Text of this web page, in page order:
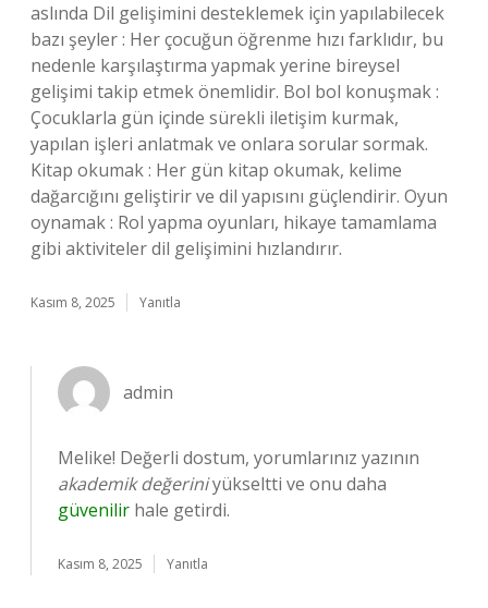
aslında Dil gelişimini desteklemek için yapılabilecek
bazı şeyler : Her çocuğun öğrenme hızı farklıdır, bu
nedenle karşılaştırma yapmak yerine bireysel
gelişimi takip etmek önemlidir. Bol bol konuşmak :
Çocuklarla gün içinde sürekli iletişim kurmak,
yapılan işleri anlatmak ve onlara sorular sormak.
Kitap okumak : Her gün kitap okumak, kelime
dağarcığını geliştirir ve dil yapısını güçlendirir. Oyun
oynamak : Rol yapma oyunları, hikaye tamamlama
gibi aktiviteler dil gelişimini hızlandırır.
Kasım 8, 2025 Yanıtla
admin
Melike! Değerli dostum, yorumlarınız yazının
akademik değeriniyükseltti ve onu daha
güvenilir hale getirdi.
Kasım 8, 2025 Yanıtla